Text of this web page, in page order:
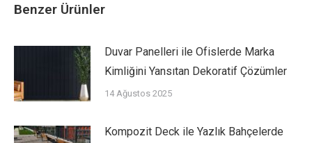
Benzer Ürünler
Duvar Panelleri ile Ofislerde Marka
Kimliğini Yansıtan Dekoratif Çözümler
14 Ağustos 2025
Kompozit Deck ile Yazlık Bahçelerde